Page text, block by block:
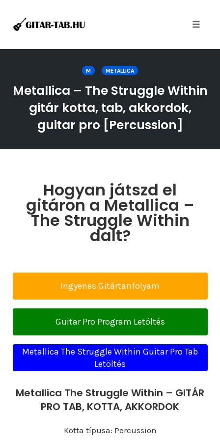
M METALLICA
Metallica – The Struggle Within
gitár kotta, tab, akkordok,
guitar pro [Percussion]
Hogyan játszd el
gitáron a Metallica –
The Struggle Within
dalt?
Ingyenes Gitártanfolyam
Guitar Pro Program Letöltés
Metallica The Struggle Within Guitar Pro Tab
Letöltés
Metallica The Struggle Within – GITÁR
PRO TAB, KOTTA, AKKORDOK
Kotta típusa: Percussion